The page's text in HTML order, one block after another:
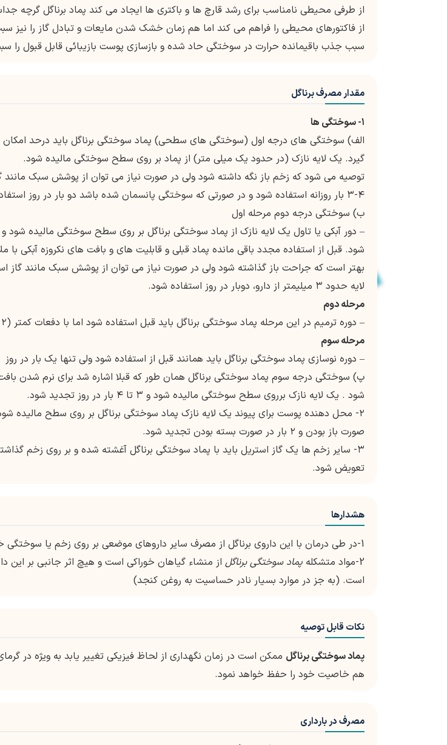
از طرفی محیطی نامناسب برای رشد قارچ ها و باکتری ها ایجاد می کند پماد برناگل گرچه
از فاکتورهای محیطی را فراهم می کند اما هم زمان خشک شدن مایعات و تبادل گاز را نیز
سبب جذب باقیمانده حرارت در سوختگی حاد شده و بازسازی پوست بازیبائی قابل قبول را
مقدار مصرف برناگل
۱- سوختگی ها
الف) سوختگی های درجه اول (سوختگی های سطحی) پماد سوختگی برناگل باید درحد امکان
گیرد. یک لایه نازک (در حدود یک میلی متر) از پماد بر روی سطح سوختگی مالیده شود.
توصیه می شود که زخم باز نگه داشته شود ولی در صورت نیاز می توان از پوشش سبک مانند
۴-۳ بار روزانه استفاده شود و در صورتی که سوختگی پانسمان شده باشد دو بار در روز استفاده گردد.
ب) سوختگی درجه دوم مرحله اول
شود. قبل از استفاده مجدد باقی مانده پماد قبلی و قابلیت های و بافت های نکروزه آبکی با
بهتر است که جراحت باز گذاشته شود ولی در صورت نیاز می توان از پوشش سبک مانند گاز
لایه حدود ۳ میلیمتر از دارو، دوبار در روز استفاده شود.
مرحله دوم
– دوره ترمیم در این مرحله پماد سوختگی برناگل باید قبل استفاده شود اما با دفعات کمتر (۲ تا۳ بار در روز)
مرحله سوم
– دوره نوسازی پماد سوختگی برناگل باید همانند قبل از استفاده شود ولی تنها یک بار در روز
پ) سوختگی درجه سوم پماد سوختگی برناگل همان طور که قبلا اشاره شد برای نرم شدن
شود . یک لایه نازک برروی سطح سوختگی مالیده شود و ۳ تا ۴ بار در روز تجدید شود.
صورت باز بودن و ۲ بار در صورت بسته بودن تجدید شود.
تعویض شود.
هشدارها
1-در طی درمان با این داروی برناگل از مصرف سایر داروهای موضعی بر روی زخم یا سوختگی خودداری شود.
2-مواد متشکله
پماد سوختگی برناگل از منشاء گیاهان خوراکی است و هیچ اثر جانبی بر این
است. (به جز در موارد بسیار نادر حساسیت به روغن کنجد)
نکات قابل توصیه
پماد سوختگی برناگل ممکن است در زمان نگهداری از لحاظ فیزیکی تغییر یابد به ویژه در
هم خاصیت خود را حفظ خواهد نمود.
مصرف در بارداری